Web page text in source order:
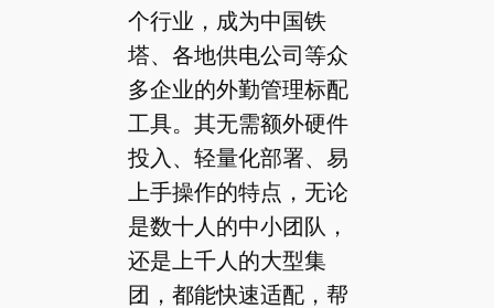
个行业，成为中国铁
塔、各地供电公司等众
多企业的外勤管理标配
工具。其无需额外硬件
投入、轻量化部署、易
上手操作的特点，无论
是数十人的中小团队，
还是上千人的大型集
团，都能快速适配，帮